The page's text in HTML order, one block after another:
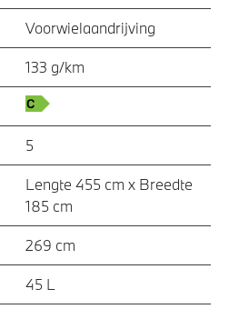
Voorwielaandrijving
133 g/km
5
Lengte 455 cm x Breedte
185 cm
269 cm
45 L